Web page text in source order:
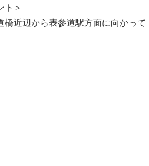
ト＞
橋近辺から表参道駅方面に向かって